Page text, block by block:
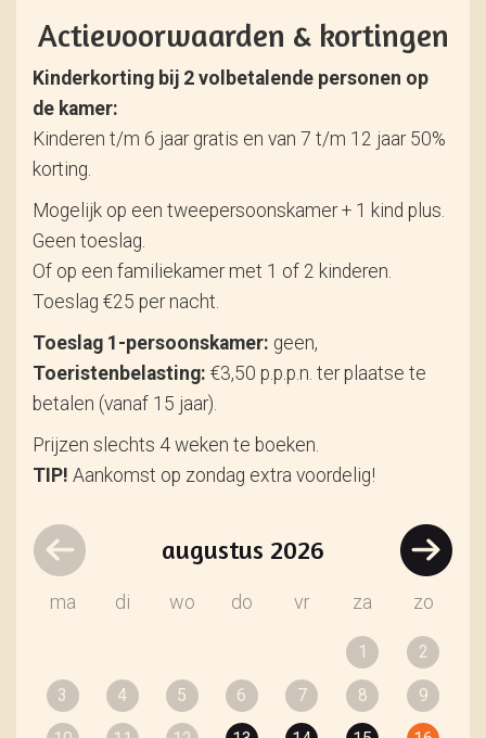
Actievoorwaarden & kortingen
Kinderkorting bij 2 volbetalende personen op
de kamer:
Kinderen t/m 6 jaar gratis en van 7 t/m 12 jaar 50%
korting.
Mogelijk op een tweepersoonskamer + 1 kind plus.
Geen toeslag.
Of op een familiekamer met 1 of 2 kinderen.
Toeslag €25 per nacht.
Toeslag 1-persoonskamer: geen,
Toeristenbelasting: €3,50 p.p.p.n. ter plaatse te
betalen (vanaf 15 jaar).
Prijzen slechts 4 weken te boeken.
TIP! Aankomst op zondag extra voordelig!
augustus 2026
ma di wo do vr za zo
1 2
3 4 5 6 7 8 9